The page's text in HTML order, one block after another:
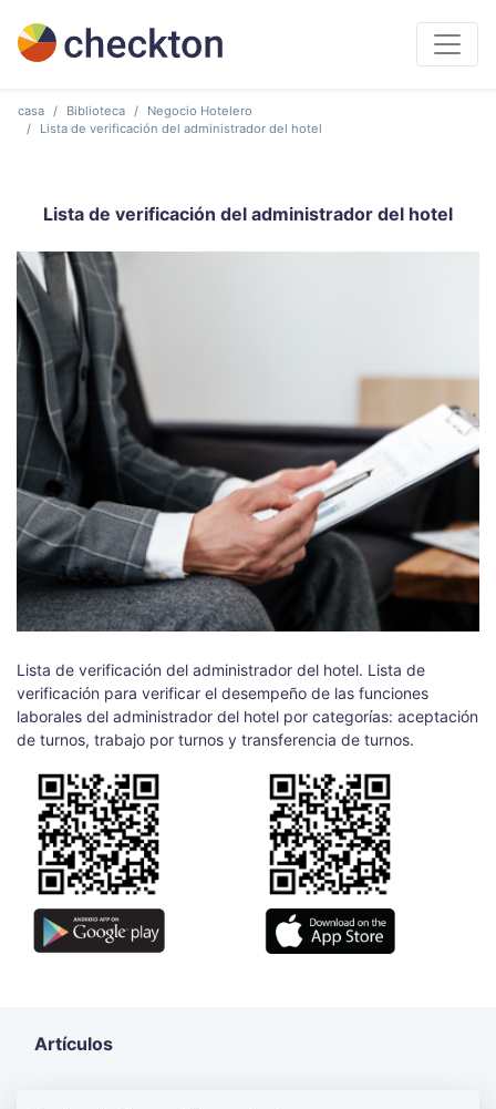
casa Biblioteca
Negocio Hotelero
Lista de verificación del administrador del hotel
Lista de verificación del administrador del hotel
Lista de verificación del administrador del hotel. Lista de
verificación para verificar el desempeño de las funciones
laborales del administrador del hotel por categorías: aceptación
de turnos, trabajo por turnos y transferencia de turnos.
Artículos